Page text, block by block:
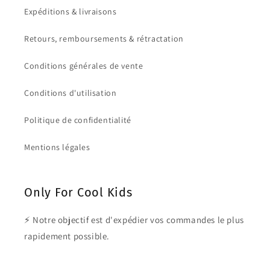
Expéditions & livraisons
Retours, remboursements & rétractation
Conditions générales de vente
Conditions d'utilisation
Politique de confidentialité
Mentions légales
Only For Cool Kids
⚡ Notre objectif est d'expédier vos commandes le plus
rapidement possible.